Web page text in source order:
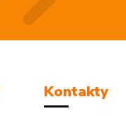
Kontakty